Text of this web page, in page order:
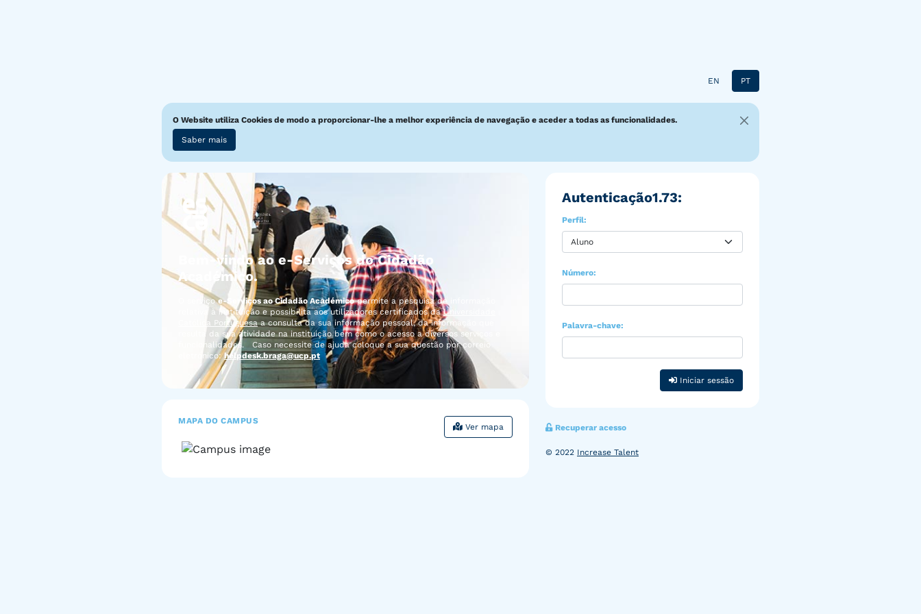
EN PT
O Website utiliza Cookies de modo a proporcionar-lhe a melhor experiência de navegação e aceder a todas as funcionalidades.
Saber mais
Bem-vindo ao e-Serviços do Cidadão
Académico.
O serviçoe-Serviços ao Cidadão Académicopermite a pesquisa de informação
relativa à instituição e possibilita aos utilizadores certificados daUniversidade
Católica Portuguesaa consulta da sua informação pessoal, da informação que
resulta da sua atividade na instituição bem como o acesso a diversos serviços e
funcionalidades. Caso necessite de ajuda coloque a sua questão por correio
eletrónico:helpdesk.braga@ucp.pt
MAPA DO CAMPUS
Ver mapa
Autenticação1.73:
Perfil:
Número:
Palavra-chave:
Iniciar sessão
Recuperar acesso
© 2022 Increase Talent